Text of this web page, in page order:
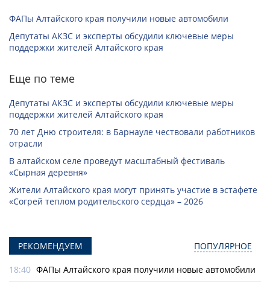
ФАПы Алтайского края получили новые автомобили
Депутаты АКЗС и эксперты обсудили ключевые меры
поддержки жителей Алтайского края
Еще по теме
Депутаты АКЗС и эксперты обсудили ключевые меры
поддержки жителей Алтайского края
70 лет Дню строителя: в Барнауле чествовали работников
отрасли
В алтайском селе проведут масштабный фестиваль
«Сырная деревня»
Жители Алтайского края могут принять участие в эстафете
«Согрей теплом родительского сердца» – 2026
РЕКОМЕНДУЕМ ПОПУЛЯРНОЕ
18:40 ФАПы Алтайского края получили новые автомобили